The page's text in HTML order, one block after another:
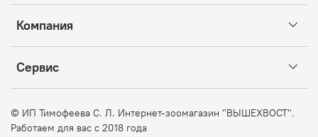
Компания
Сервис
© ИП Тимофеева С. Л. Интернет-зоомагазин "ВЫШЕХВОСТ".
Работаем для вас с 2018 года